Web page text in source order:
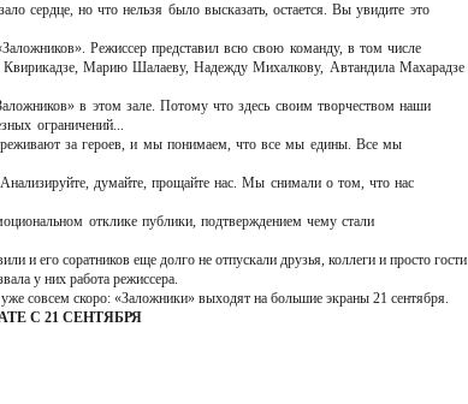
сердце, но что нельзя было высказать, остается. Вы увидите это
Режиссер представил всю свою команду, в том числе
Марию Шалаеву, Надежду Михалкову, Автандила Махарадзе
в этом зале. Потому что здесь своим творчеством наши
ограничений...
за героев, и мы понимаем, что все мы едины. Все мы
думайте, прощайте нас. Мы снимали о том, что нас
отклике публики, подтверждением чему стали
и его соратников еще долго не отпускали друзья, коллеги и просто гости
у них работа режиссера.
совсем скоро: «Заложники» выходят на большие экраны 21 сентября.
С 21 СЕНТЯБРЯ